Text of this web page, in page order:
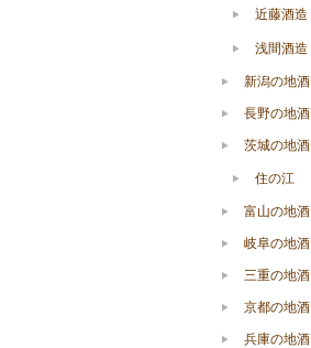
近藤酒造
浅間酒造
新潟の地酒
長野の地酒
茨城の地酒
住の江
富山の地酒
岐阜の地酒
三重の地酒
京都の地酒
兵庫の地酒